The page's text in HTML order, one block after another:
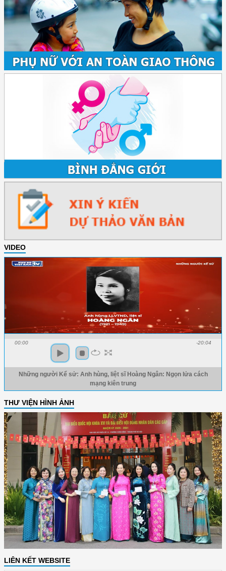
VIDEO
00:00 -20:04
Những người Kể sử: Anh hùng, liệt sĩ Hoàng Ngân: Ngọn lửa cách
mạng kiên trung
THƯ VIỆN HÌNH ẢNH
LIÊN KẾT WEBSITE